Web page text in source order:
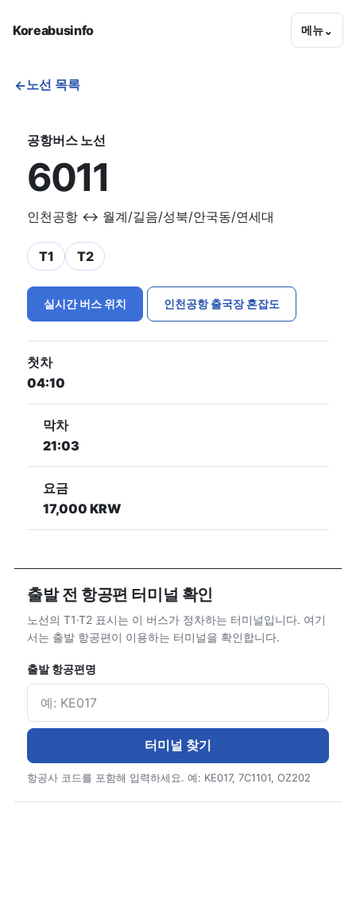
Koreabusinfo 메뉴⌄
←노선 목록
공항버스 노선
6011
인천공항 ↔ 월계/길음/성북/안국동/연세대
T1 T2
실시간 버스 위치 인천공항 출국장 혼잡도
첫차
04:10
막차
21:03
요금
17,000 KRW
출발 전 항공편 터미널 확인
노선의 T1·T2 표시는 이 버스가 정차하는 터미널입니다. 여기
서는 출발 항공편이 이용하는 터미널을 확인합니다.
출발 항공편명
터미널 찾기
항공사 코드를 포함해 입력하세요. 예: KE017, 7C1101, OZ202